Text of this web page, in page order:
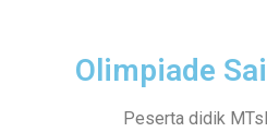
Olimpiade
Peserta didik